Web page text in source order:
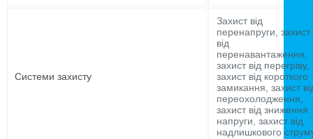
Системи захисту
Захист від
перенапруги, захист
від
перенавантаження,
захист від перегріву,
захист від короткого
замикання, захист
переохолодження,
захист від зниження
напруги, захист від
надлишкового